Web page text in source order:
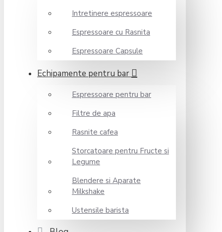
Intretinere espressoare
Espressoare cu Rasnita
Espressoare Capsule
Echipamente pentru bar
Espressoare pentru bar
Filtre de apa
Rasnite cafea
Storcatoare pentru Fructe si
Legume
Blendere si Aparate
Milkshake
Ustensile barista